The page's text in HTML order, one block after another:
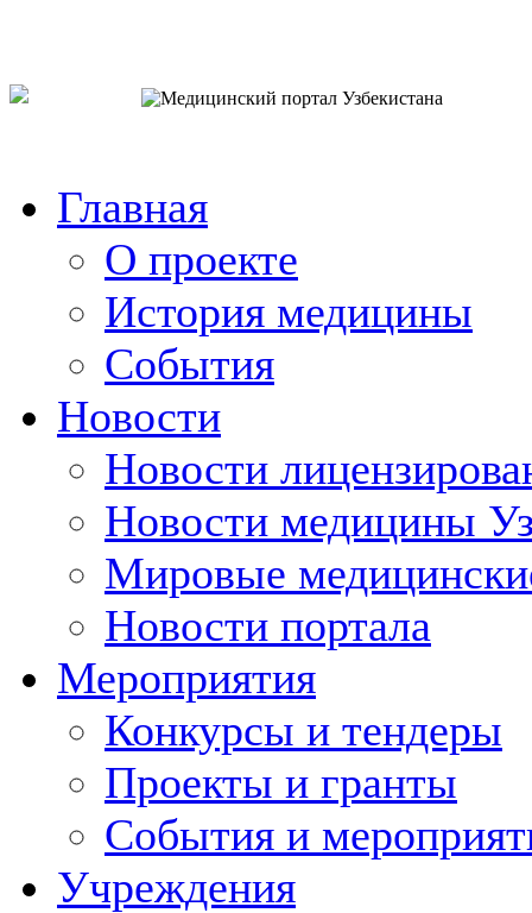
Главная
О проекте
История медицины
События
Новости
Новости
Новости медицины
Мировые
Новости портала
Мероприятия
Конкурсы и тендеры
Проекты и гранты
События и
Учреждения